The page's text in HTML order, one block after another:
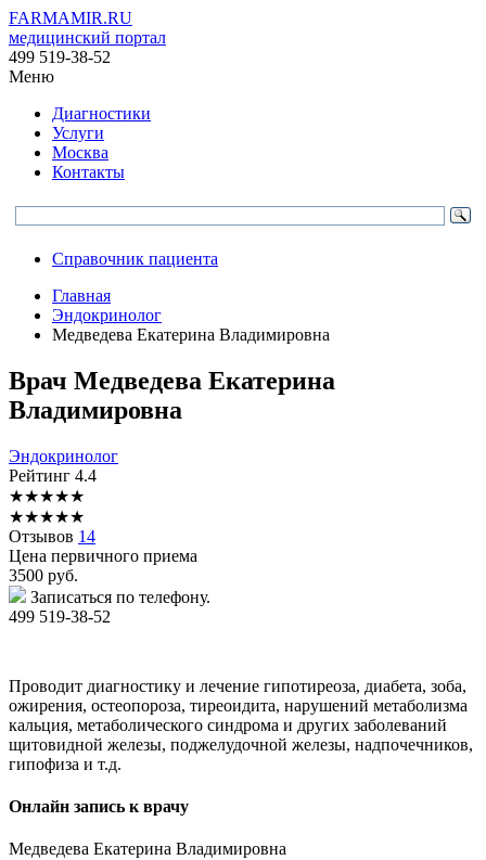
FARMAMIR.RU
медицинский портал
499 519-38-52
Меню
Диагностики
Услуги
Москва
Контакты
Справочник пациента
Главная
Эндокринолог
Медведева Екатерина Владимировна
Врач Медведева Екатерина
Владимировна
Эндокринолог
Рейтинг 4.4
★★★★★
★★★★★
Отзывов 14
Цена первичного приема
3500 руб.
Записаться по телефону.
499 519-38-52
Проводит диагностику и лечение гипотиреоза, диабета, зоба,
ожирения, остеопороза, тиреоидита, нарушений метаболизма
кальция, метаболического синдрома и других заболеваний
щитовидной железы, поджелудочной железы, надпочечников,
гипофиза и т.д.
Онлайн запись к врачу
Медведева Екатерина Владимировна